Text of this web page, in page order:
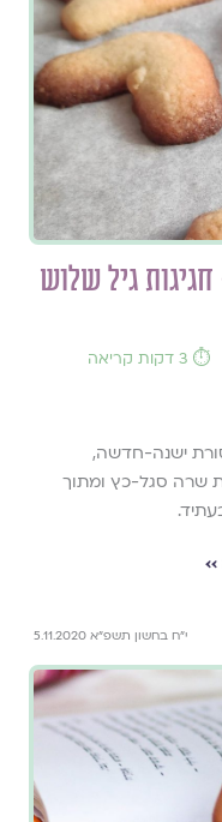
גיל שלוש
⏱️ 3 דקות קריאה
ישנה-חדשה,
סגל-כץ ומתוך
י"ח בחשון תשפ"א 5.11.2020